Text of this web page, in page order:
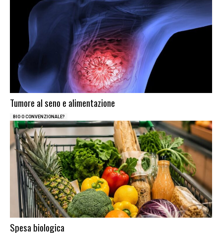
Tumore al seno e alimentazione
BIO O CONVENZIONALE?
Spesa biologica